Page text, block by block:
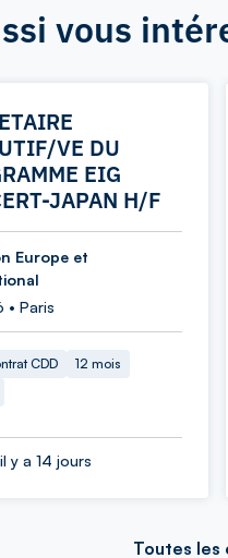
vous
VE DU
EIG
JAPAN H/F
Europe et
• Paris
CDD
12 mois
y a 14 jours
Toutes les